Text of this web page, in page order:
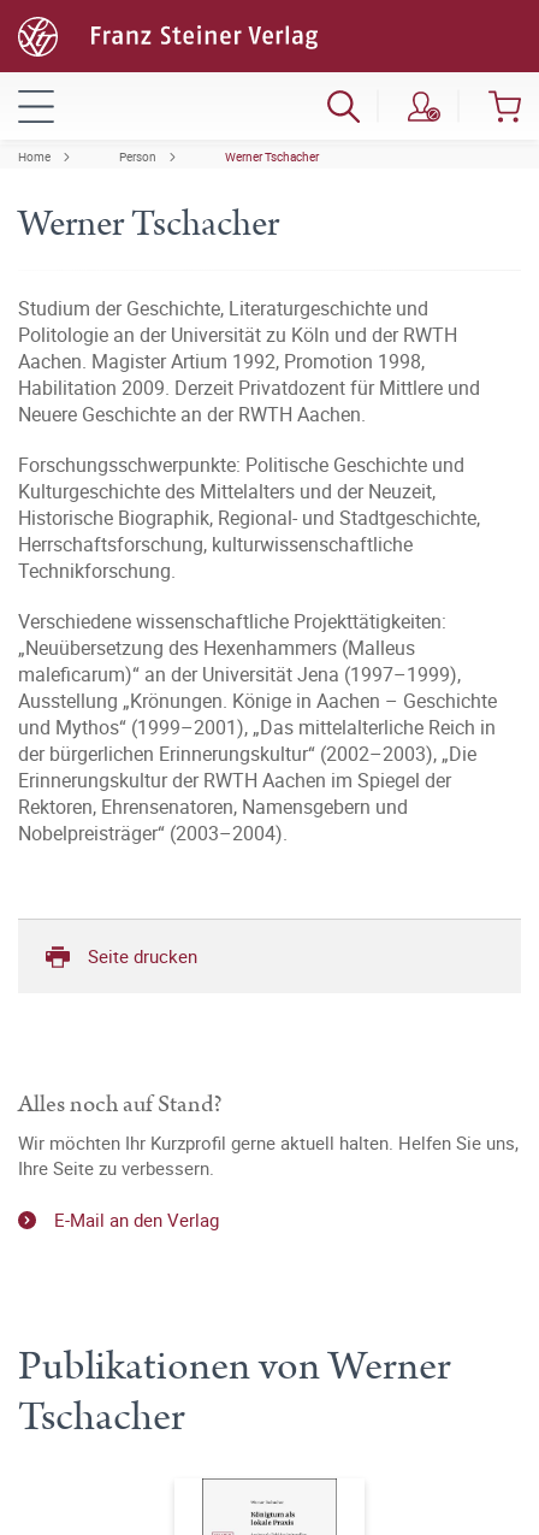
Home Person Werner Tschacher
Werner Tschacher
Studium der Geschichte, Literaturgeschichte und
Politologie an der Universität zu Köln und der RWTH
Aachen. Magister Artium 1992, Promotion 1998,
Habilitation 2009. Derzeit Privatdozent für Mittlere und
Neuere Geschichte an der RWTH Aachen.
Forschungsschwerpunkte: Politische Geschichte und
Kulturgeschichte des Mittelalters und der Neuzeit,
Historische Biographik, Regional- und Stadtgeschichte,
Herrschaftsforschung, kulturwissenschaftliche
Technikforschung.
Verschiedene wissenschaftliche Projekttätigkeiten:
„Neuübersetzung des Hexenhammers (Malleus
maleficarum)“ an der Universität Jena (1997–1999),
Ausstellung „Krönungen. Könige in Aachen – Geschichte
und Mythos“ (1999–2001), „Das mittelalterliche Reich in
der bürgerlichen Erinnerungskultur“ (2002–2003), „Die
Erinnerungskultur der RWTH Aachen im Spiegel der
Rektoren, Ehrensenatoren, Namensgebern und
Nobelpreisträger“ (2003–2004).
Seite drucken
Alles noch auf Stand?
Wir möchten Ihr Kurzprofil gerne aktuell halten. Helfen Sie uns,
Ihre Seite zu verbessern.
E-Mail an den Verlag
Publikationen von Werner
Tschacher